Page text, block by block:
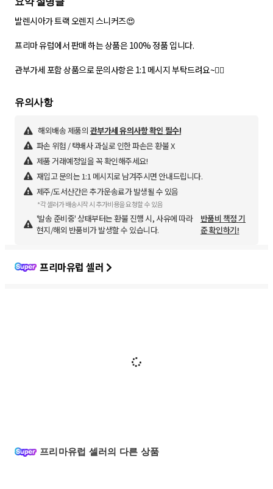
발렌시아가 트랙 오렌지 스니커즈😍
프리마 유럽에서 판매 하는 상품은 100% 정품 입니다.
관부가세 포함 상품으로 문의사항은 1:1 메시지 부탁드려요~🤹‍♀️
유의사항
해외배송 제품의 관부가세 유의사항 확인 필수!
파손 위험 / 택배사 과실로 인한 파손은 환불 X
제품 거래예정일을 꼭 확인해주세요!
재입고 문의는 1:1 메시지로 남겨주시면 안내드립니다.
제주/도서산간은 추가운송료가 발생될 수 있음
*각 셀러가 배송시작 시 추가비용을 요청할 수 있음
'발송 준비중' 상태부터는 환불 진행 시, 사유에 따라
현지/해외 반품비가 발생할 수 있습니다.
반품비 책정 기
준 확인하기!
프리마유럽 셀러
프리마유럽 셀러의 다른 상품